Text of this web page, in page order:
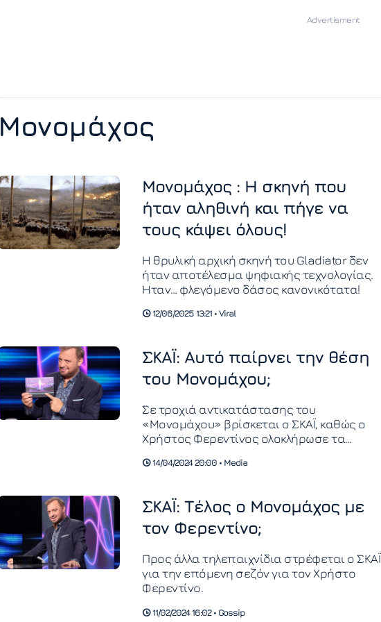
Μονομάχος
Μονομάχος : Η σκηνή που
ήταν αληθινή και πήγε να
τους κάψει όλους!
Η θρυλική αρχική σκηνή του Gladiator δεν
ήταν αποτέλεσμα ψηφιακής τεχνολογίας.
Ήταν… φλεγόμενο δάσος κανονικότατα!
12/06/2025 13:21 • Viral
ΣΚΑΪ: Αυτό παίρνει την θέση
του Μονομάχου;
Σε τροχιά αντικατάστασης του
«Μονομάχου» βρίσκεται ο ΣΚΑΪ, καθώς ο
Χρήστος Φερεντίνος ολοκλήρωσε τα
14/04/2024 20:00 • Media
ΣΚΑΪ: Τέλος ο Μονομάχος με
τον Φερεντίνο;
Προς άλλα τηλεπαιχνίδια στρέφεται ο ΣΚΑΪ
για την επόμενη σεζόν για τον Χρήστο
Φερεντίνο.
11/02/2024 16:02 • Gossip